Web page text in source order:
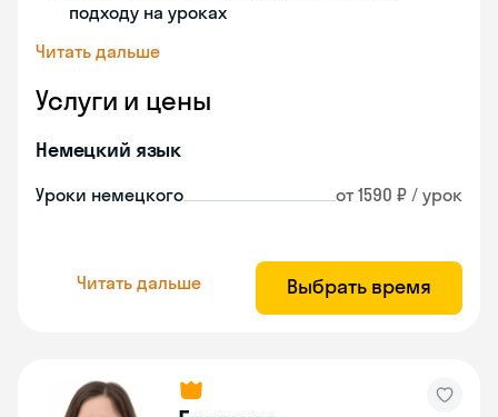
подходу на уроках
Читать дальше
Услуги и цены
Немецкий язык
Уроки немецкого от 1590 ₽ / урок
Читать дальше Выбрать время